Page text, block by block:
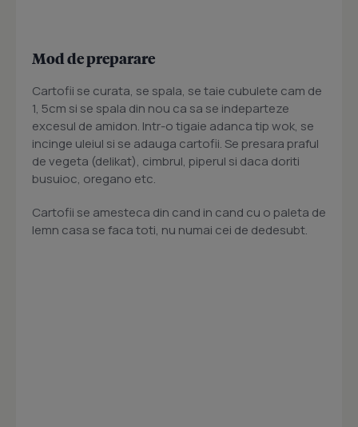
Mod de preparare
Cartofii se curata, se spala, se taie cubulete cam de
1, 5cm si se spala din nou ca sa se indeparteze
excesul de amidon. Intr-o tigaie adanca tip wok, se
incinge uleiul si se adauga cartofii. Se presara praful
de vegeta (delikat), cimbrul, piperul si daca doriti
busuioc, oregano etc.
Cartofii se amesteca din cand in cand cu o paleta de
lemn casa se faca toti, nu numai cei de dedesubt.